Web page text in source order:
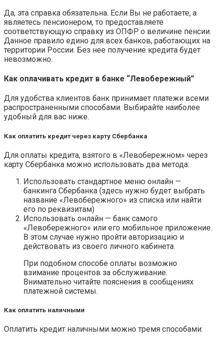
Да, эта справка обязательна. Если Вы не работаете, а
являетесь пенсионером, то предоставляете
соответствующую справку из ОПФР о величине пенсии.
Данное правило едино для всех банков, работающих на
территории России. Без нее получение кредита будет
невозможно.
Как оплачивать кредит в банке “Левобережный”
Для удобства клиентов банк принимает платежи всеми
распространенными способами. Выбирайте наиболее
удобный для вас ниже.
Как оплатить кредит через карту Сбербанка
Для оплаты кредита, взятого в «Левобережном» через
карту Сбербанка можно использовать два метода:
Использовать стандартное меню онлайн —
банкинга Сбербанка (здесь нужно будет выбрать
название «Левобережного» из списка или найти
его по реквизитам)
Использовать онлайн — банк самого
«Левобережного» или его мобильное приложение.
В этом случае нужно пройти авторизацию и
действовать из своего личного кабинета.
При подобном способе оплаты возможно
взимание процентов за обслуживание.
Внимательно читайте пояснения в сообщениях
платежной системы.
Как оплатить наличными
Оплатить кредит наличными можно тремя способами: